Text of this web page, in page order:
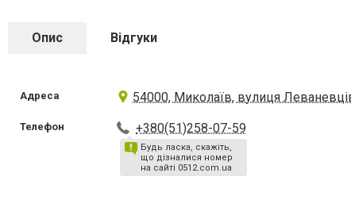
Опис Відгуки
Адреса 54000, Миколаїв, вулиця
Телефон +380(51)258-07-59
Будь ласка, скажіть,
що дізналися номер
на сайті 0512.com.ua